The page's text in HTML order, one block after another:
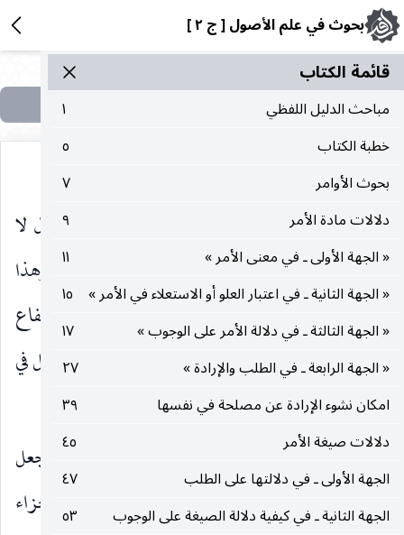
بحوث في علم الأصول [ ج ٢ ]
قائمة الکتاب
مباحث الدليل اللفظي
١
خطبة الكتاب
٥
بحوث الأوامر
٧
دلالات مادة الأمر
٩
« الجهة الأولى ـ في معنى الأمر »
١١
« الجهة الثانية ـ في اعتبار العلو أو الاستعلاء في الأمر » ١٥
« الجهة الثالثة ـ في دلالة الأمر على الوجوب »
١٧
« الجهة الرابعة ـ في الطلب والإرادة »
٢٧
امكان نشوء الإرادة عن مصلحة في نفسها
٣٩
دلالات صيغة الأمر
٤٥
الجهة الأولى ـ في دلالتها على الطلب
٤٧
الجهة الثانية ـ في كيفية دلالة الصيغة على الوجوب
٥٣
والإطلاق ، وهذا يعني استحالة الأمر بفعل من الأفعال لا
مطلقا ولا مقيدا ولا مهملا من ناحية قصد القربة وهذا
معناه ـ بعد فرض ثبوت أصل الأمر بالفعل ـ ارتفاع
النقيضين وهو من أوضح المحالات مما يكشف عن خلل في
إحدى المقدمات والمباني التي أدت إلى هذه النتيجة.
واما الصياغة الثالثة لتعدد الأمر بان يكون هناك جعل
واحد ينحل إلى مجعولين أحدهما على ذات الاجزاء